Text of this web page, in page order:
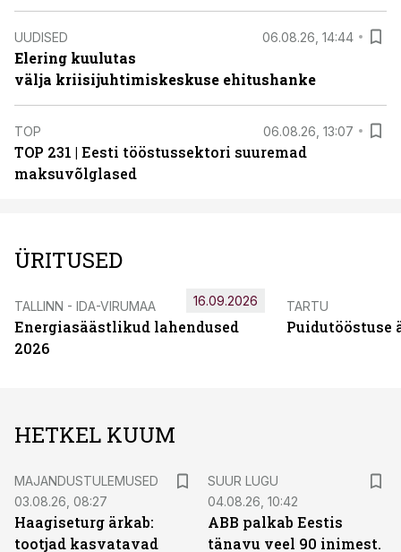
UUDISED 06.08.26, 14:44
Elering kuulutas
välja kriisijuhtimiskeskuse ehitushanke
TOP 06.08.26, 13:07
TOP 231 | Eesti tööstussektori suuremad
maksuvõlglased
ÜRITUSED
TALLINN - IDA-VIRUMAA
Energiasäästlikud lahendused
2026
16.09.2026 TARTU
Puidutööstuse
HETKEL KUUM
MAJANDUSTULEMUSED
03.08.26, 08:27
Haagiseturg ärkab:
tootjad kasvatavad
SUUR LUGU
04.08.26, 10:42
ABB palkab Eestis
tänavu veel 90 inimest.